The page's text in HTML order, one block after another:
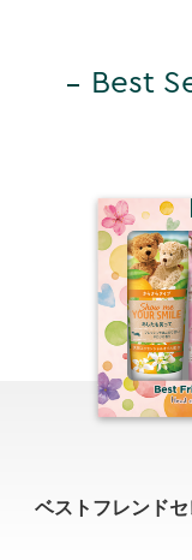
Best
ベストフレンド